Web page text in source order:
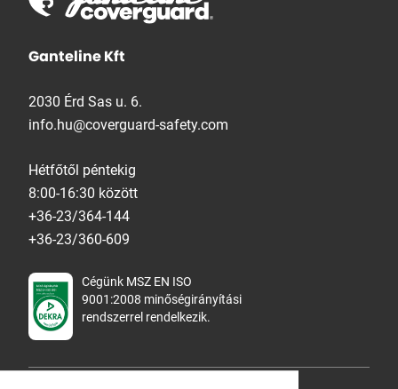
Ganteline Kft
2030 Érd Sas u. 6.
info.hu@coverguard-safety.com
Hétfőtől péntekig
8:00-16:30 között
+36-23/364-144
+36-23/360-609
Cégünk MSZ EN ISO
9001:2008 minőségirányítási
rendszerrel rendelkezik.